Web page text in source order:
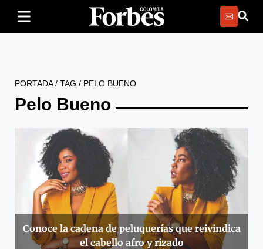
PORTADA/ TAG / PELO BUENO
Pelo Bueno
Conoce la cadena de peluquerías que reivindica
el cabello afro y rizado